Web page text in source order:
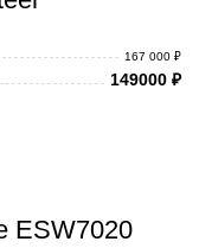
167 000 ₽
149000 ₽
ESW7020